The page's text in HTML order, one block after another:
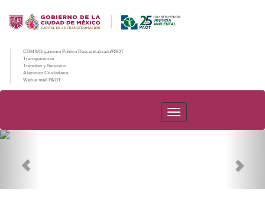
CDMX/Organismo Público Descentralizado/PAOT
Transparencia
Trámites y Servicios
Atención Ciudadana
Web e-mail PAOT
PAOT